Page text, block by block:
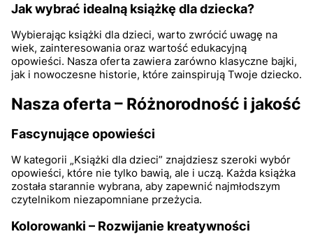
Jak wybrać idealną książkę dla dziecka?
Wybierając książki dla dzieci, warto zwrócić uwagę na
wiek, zainteresowania oraz wartość edukacyjną
opowieści. Nasza oferta zawiera zarówno klasyczne bajki,
jak i nowoczesne historie, które zainspirują Twoje dziecko.
Nasza oferta – Różnorodność i jakość
Fascynujące opowieści
W kategorii „Książki dla dzieci” znajdziesz szeroki wybór
opowieści, które nie tylko bawią, ale i uczą. Każda książka
została starannie wybrana, aby zapewnić najmłodszym
czytelnikom niezapomniane przeżycia.
Kolorowanki – Rozwijanie kreatywności